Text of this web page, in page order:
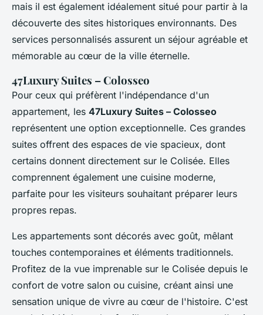
mais il est également idéalement situé pour partir à la
découverte des sites historiques environnants. Des
services personnalisés assurent un séjour agréable et
mémorable au cœur de la ville éternelle.
47Luxury Suites – Colosseo
Pour ceux qui préfèrent l'indépendance d'un
appartement, les 47Luxury Suites – Colosseo
représentent une option exceptionnelle. Ces grandes
suites offrent des espaces de vie spacieux, dont
certains donnent directement sur le Colisée. Elles
comprennent également une cuisine moderne,
parfaite pour les visiteurs souhaitant préparer leurs
propres repas.
Les appartements sont décorés avec goût, mêlant
touches contemporaines et éléments traditionnels.
Profitez de la vue imprenable sur le Colisée depuis le
confort de votre salon ou cuisine, créant ainsi une
sensation unique de vivre au cœur de l'histoire. C'est